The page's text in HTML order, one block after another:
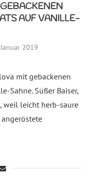
AUF VANILLE-
2019
mit gebackenen
Sahne. Süßer Baiser,
weil leicht herb-saure